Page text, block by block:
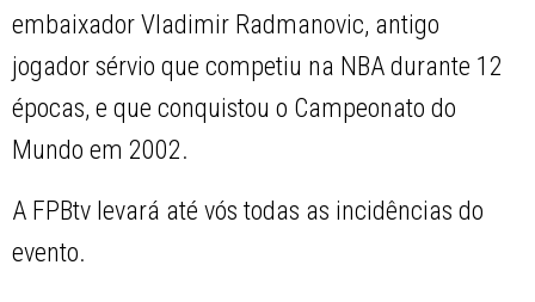
embaixador Vladimir Radmanovic, antigo
jogador sérvio que competiu na NBA durante 12
épocas, e que conquistou o Campeonato do
Mundo em 2002.
A FPBtv levará até vós todas as incidências do
evento.